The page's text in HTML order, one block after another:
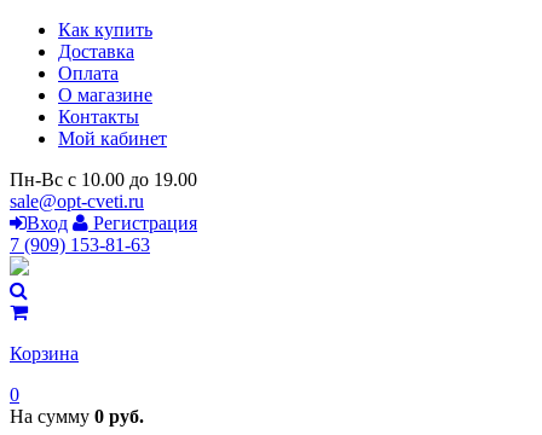
Как купить
Доставка
Оплата
О магазине
Контакты
Мой кабинет
Пн-Вс с 10.00 до 19.00
sale@opt-cveti.ru
Вход
Регистрация
7 (909) 153-81-63
Корзина
0
На сумму 0 руб.